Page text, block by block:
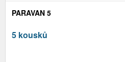
PARAVAN 5
5 kousků